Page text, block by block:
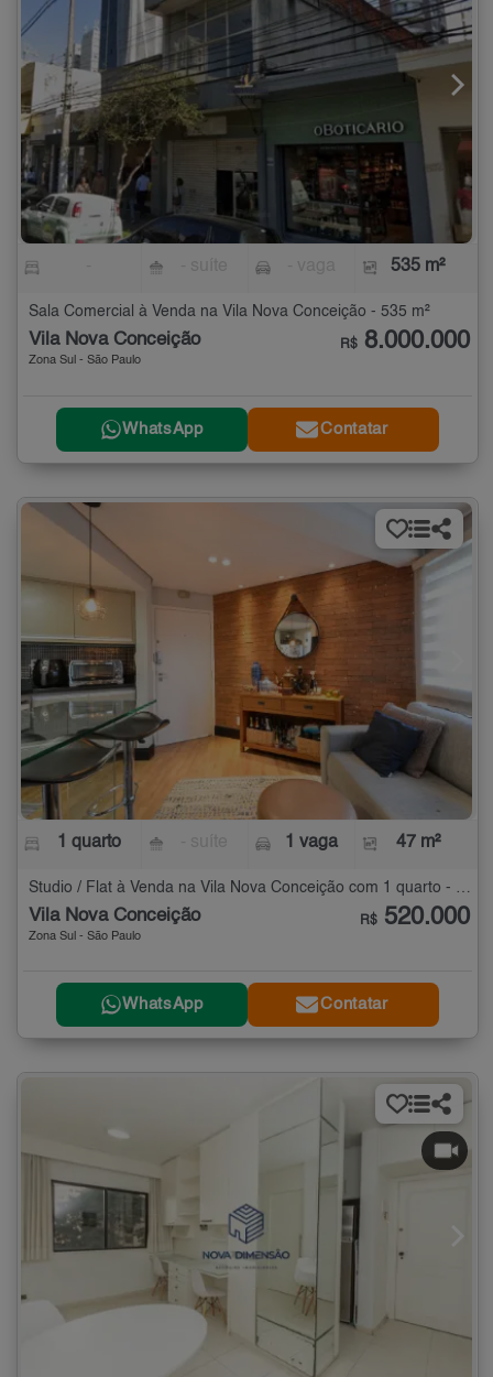
535 m²
Sala Comercial à Venda na Vila Nova Conceição - 535 m²
Vila Nova Conceição
Zona Sul - São Paulo
R$ 8.000.000
WhatsApp Contatar
1 quarto 1 vaga 47 m²
Vila Nova Conceição
Zona Sul - São Paulo
R$ 520.000
WhatsApp Contatar